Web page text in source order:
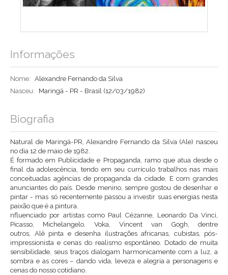
Informações
Nome: Alexandre Fernando da Silva
Nasceu:
Maringá - PR - Brasil (12/03/1982)
Biografia
Natural de Maringá-PR, Alexandre Fernando da Silva (Ale) nasceu
no dia 12 de maio de 1982.
É formado em Publicidade e Propaganda, ramo que atua desde o
final da adolescência, tendo em seu currículo trabalhos nas mais
conceituadas agências de propaganda da cidade. E com grandes
anunciantes do país. Desde menino, sempre gostou de desenhar e
pintar - mas só recentemente passou a investir suas energias nesta
paixão que é a pintura.
nfluenciado por artistas como Paul Cézanne, Leonardo Da Vinci,
Picasso, Michelangelo, Voka, Vincent van Gogh, dentre
outros, Alê pinta e desenha ilustrações africanas, cubistas, pós-
impressionista e cenas do realismo espontâneo. Dotado de muita
sensibilidade, seus traços dialogam harmonicamente com a luz, a
sombra e as cores – dando vida, leveza e alegria a personagens e
cenas do nosso cotidiano.